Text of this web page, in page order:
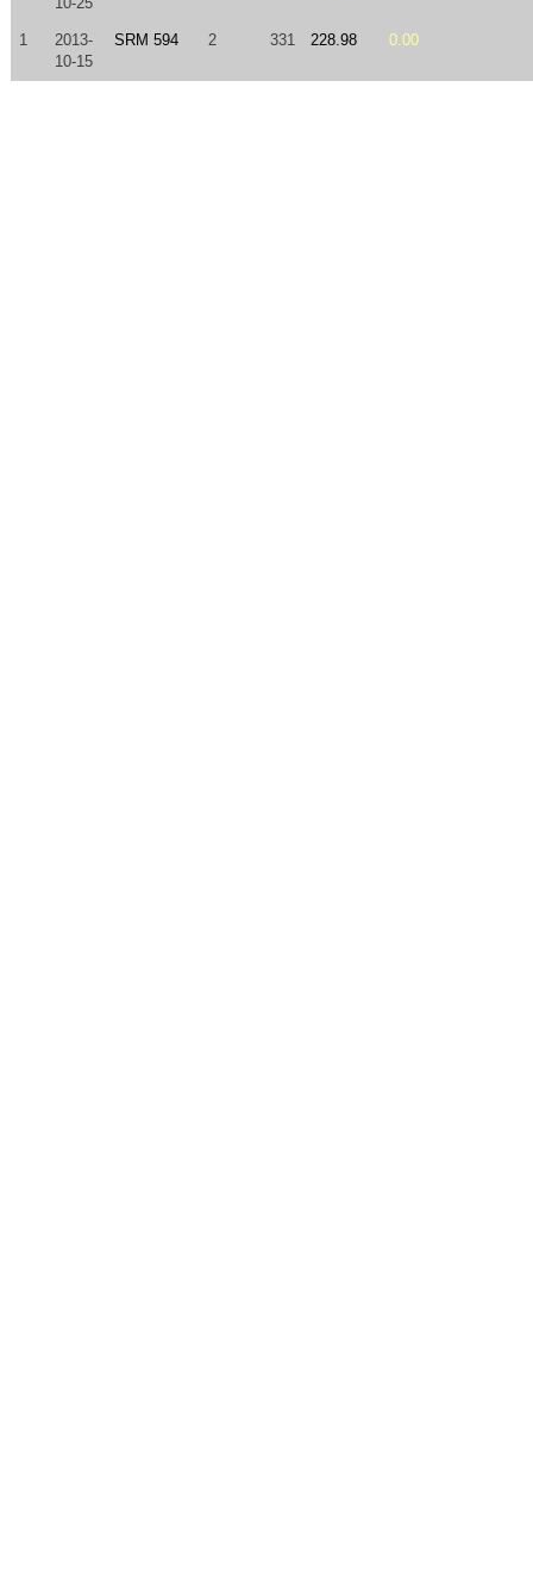
1
2013-
10-15
SRM 594 2 331 228.98 0.00